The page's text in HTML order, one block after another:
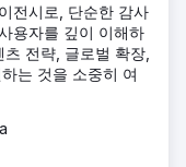
전시로, 단순한 감사
용자를 깊이 이해하
전략, 글로벌 확장,
는 것을 소중히 여